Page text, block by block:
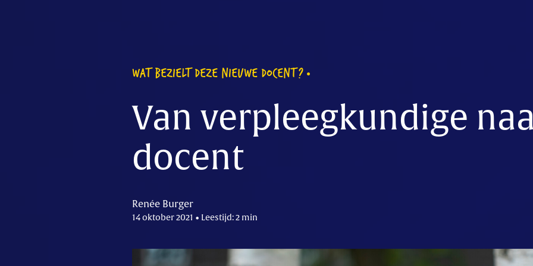
WAT BEZIELT DEZE NIEUWE DOCENT?
Van verpleegkundige
docent
Renée Burger
14 oktober 2021 • Leestijd: 2 min